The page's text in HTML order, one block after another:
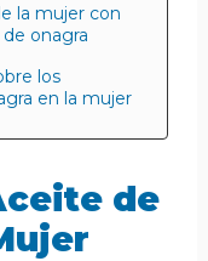
la mujer con
onagra
los
en la mujer
de